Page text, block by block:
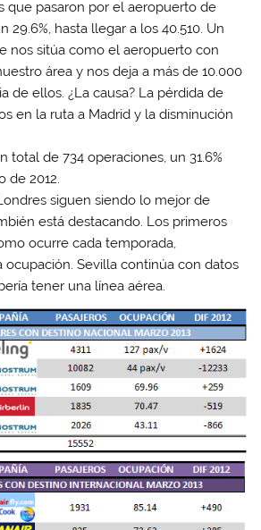
que pasaron por el aeropuerto de
29.6%, hasta llegar a los 40.510. Un
nos sitúa como el aeropuerto con
área y nos deja a más de 10.000
de ellos. ¿La causa? La pérdida de
en la ruta a Madrid y la disminución
total de 734 operaciones, un 31.6%
de 2012.
siguen siendo lo mejor de
está destacando. Los primeros
ocurre cada temporada,
ocupación. Sevilla continúa con datos
tener una línea aérea.